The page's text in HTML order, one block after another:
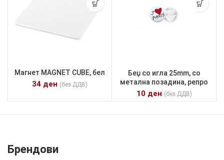
Магнет MAGNET CUBE, бел
34 ден (без ДДВ)
Беџ со игла 25mm, со
метална позадина, репро
10 ден (без ДДВ)
Брендови